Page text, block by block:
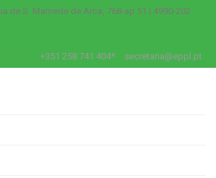
de S. Mamede de Arca, 768-ap 51 | 4990-202
+351 258 741 404* secretaria@eppl.pt